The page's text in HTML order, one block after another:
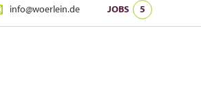
info@woerlein.de JOBS 5
FACEBOOK